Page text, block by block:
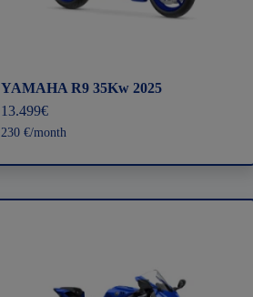
YAMAHA R9 35Kw 2025
13.499€
230 €/month